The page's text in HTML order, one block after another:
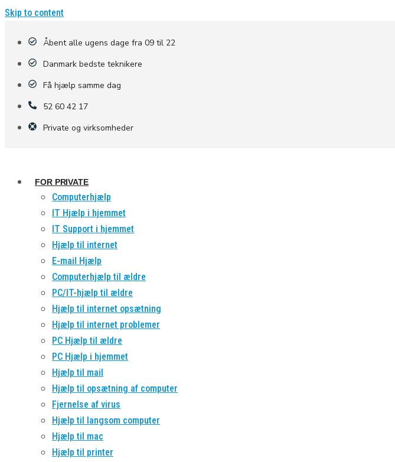
Skip to content
Åbent alle ugens dage fra 09 til 22
Danmark bedste teknikere
Få hjælp samme dag
52 60 42 17
Private og virksomheder
FOR PRIVATE
Computerhjælp
IT Hjælp i hjemmet
IT Support i hjemmet
Hjælp til internet
E-mail Hjælp
Computerhjælp til ældre
PC/IT-hjælp til ældre
Hjælp til internet opsætning
Hjælp til internet problemer
PC Hjælp til ældre
PC Hjælp i hjemmet
Hjælp til mail
Hjælp til opsætning af computer
Fjernelse af virus
Hjælp til langsom computer
Hjælp til mac
Hjælp til printer